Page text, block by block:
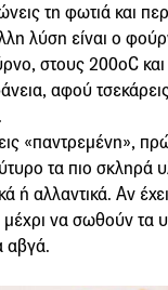
τη φωτιά και
λύση είναι ο
στους 200οC και
αφού
«παντρεμένη»,
τα πιο σκληρά
ή αλλαντικά. Αν
να σωθούν τα
αβγά.